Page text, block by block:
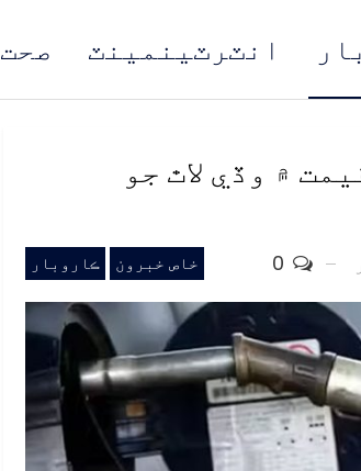
صحت انٽرٽينمينٽ
۾ وڏي لاٿ جو
خاص خبرون ڪاروبار